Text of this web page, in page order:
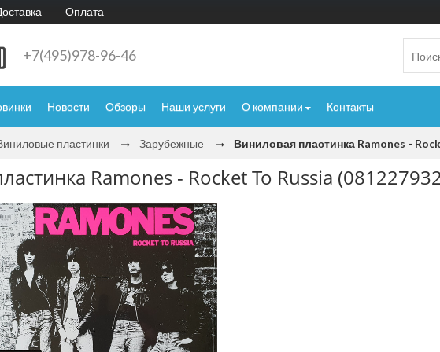
Оплата
+7(495)978-96-46
Новости Обзоры Наши услуги О компании Контакты
пластинки Зарубежные Виниловая пластинка Ramones -
Ramones - Rocket To Russia